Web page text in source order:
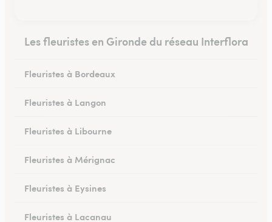
Les fleuristes en Gironde du réseau Interflora
Fleuristes à Bordeaux
Fleuristes à Langon
Fleuristes à Libourne
Fleuristes à Mérignac
Fleuristes à Eysines
Fleuristes à Lacanau